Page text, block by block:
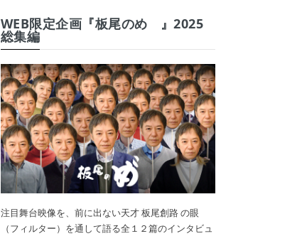
WEB限定企画『板尾のめ゙』2025
総集編
注目舞台映像を、前に出ない天才 板尾創路 の眼
（フィルター）を通して語る全１２篇のインタビュ